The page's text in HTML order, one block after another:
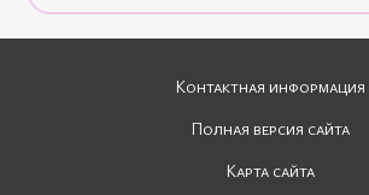
Контактная информация
Полная версия сайта
Карта сайта